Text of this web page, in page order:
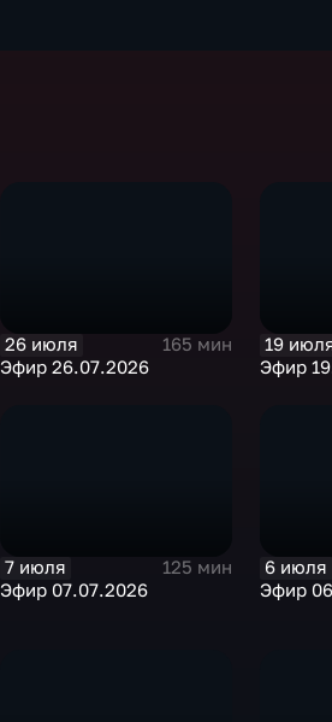
26 июля
165 мин
Эфир 26.07.2026
19
Эфир
7 июля
125 мин
Эфир 07.07.2026
6 июля
Эфир